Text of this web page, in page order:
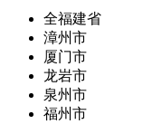
全福建省
漳州市
厦门市
龙岩市
泉州市
福州市